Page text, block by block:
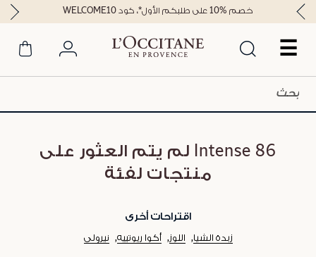
☰
خصم %10 على طلبكم الأول*، كود WELCOME10
86 Intense لم يتم العثور على
منتجات لفئة
اقتراحات أخرى
زبدة الشيا اللوز أكوا ريوتييه نيرولي